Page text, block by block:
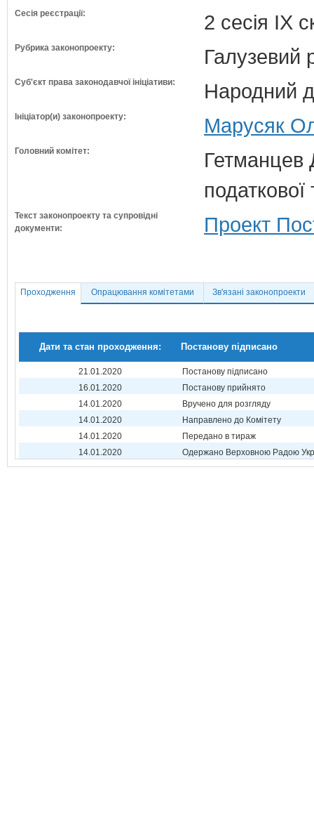
Сесія реєстрації: 2 сесія IX
Рубрика законопроекту: Галузевий
Суб'єкт права законодавчої ініціативи: Народний
Ініціатор(и) законопроекту: Марусяк
Головний комітет:
Гетманцев
податкової
Текст законопроекту та супровідні
документи:
Проект
Проходження Опрацювання комітетами Зв'язані законопроекти
Дати та стан проходження: Постанову підписано
21.01.2020
Постанову підписано
16.01.2020
Постанову прийнято
14.01.2020
Вручено для розгляду
14.01.2020
Направлено до Комітету
14.01.2020
Передано в тираж
14.01.2020
Одержано Верховною Радою